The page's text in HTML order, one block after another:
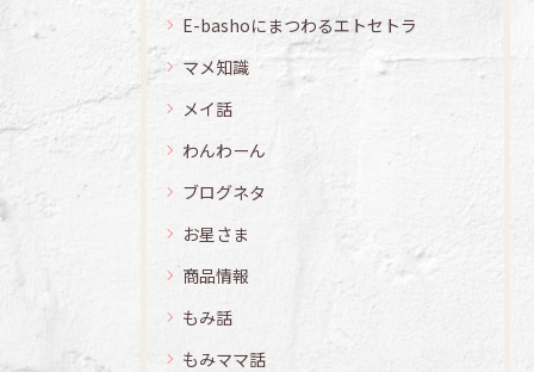
E-bashoにまつわるエトセトラ
マメ知識
メイ話
わんわーん
ブログネタ
お星さま
商品情報
もみ話
もみママ話